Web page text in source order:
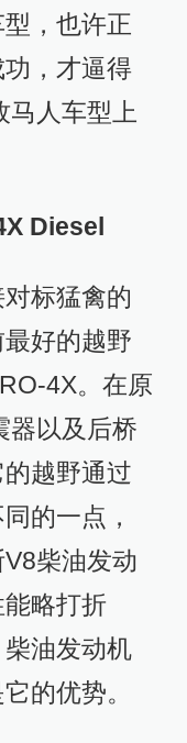
，也许正
，才逼得
马人车型上
Diesel
标猛禽的
好的越野
4X。在原
器以及后桥
越野通过
的一点，
柴油发动
略打折
油发动机
的优势。